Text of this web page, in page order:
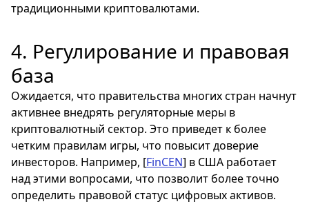
традиционными криптовалютами.
4. Регулирование и правовая
база
Ожидается, что правительства многих стран начнут
активнее внедрять регуляторные меры в
криптовалютный сектор. Это приведет к более
четким правилам игры, что повысит доверие
инвесторов. Например, [FinCEN] в США работает
над этими вопросами, что позволит более точно
определить правовой статус цифровых активов.